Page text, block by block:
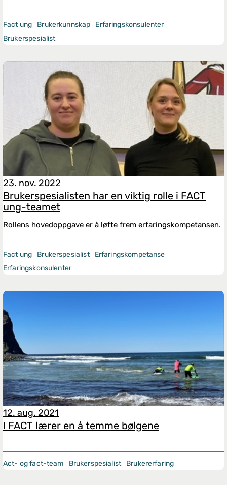
Fact ung Brukerkunnskap
Erfaringskonsulenter
Brukerspesialist
23. nov. 2022
Brukerspesialisten har en viktig rolle i FACT
ung-teamet
Rollens hovedoppgave er å løfte frem erfaringskompetansen.
Fact ung Brukerspesialist
Erfaringskompetanse
Erfaringskonsulenter
12. aug. 2021
I FACT lærer en å temme bølgene
Act- og fact-team Brukerspesialist Brukererfaring